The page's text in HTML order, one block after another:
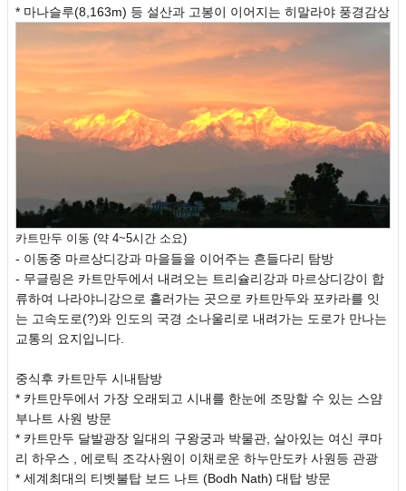
* 마나슬루(8,163m) 등 설산과 고봉이 이어지는 히말라야 풍경감상
카트만두 이동 (약 4~5시간 소요)
- 이동중 마르상디강과 마을들을 이어주는 흔들다리 탐방
- 무글링은 카트만두에서 내려오는 트리슐리강과 마르상디강이 합
류하여 나라야니강으로 흘러가는 곳으로 카트만두와 포카라를 잇
는 고속도로(?)와 인도의 국경 소나울리로 내려가는 도로가 만나는
교통의 요지입니다.
중식후 카트만두 시내탐방
* 카트만두에서 가장 오래되고 시내를 한눈에 조망할 수 있는 스얌
부나트 사원 방문
* 카트만두 달발광장 일대의 구왕궁과 박물관, 살아있는 여신 쿠마
리 하우스 , 에로틱 조각사원이 이채로운 하누만도카 사원등 관광
* 세계최대의 티벳불탑 보드 나트 (Bodh Nath) 대탑 방문